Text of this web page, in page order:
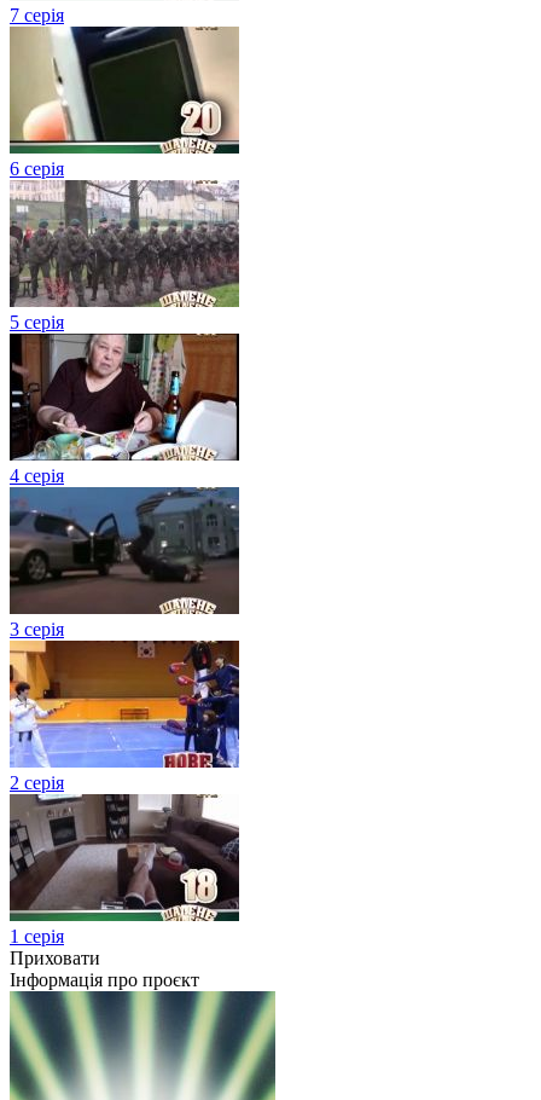
7 серія
6 серія
5 серія
4 серія
3 серія
2 серія
1 серія
Приховати
Інформація про проєкт